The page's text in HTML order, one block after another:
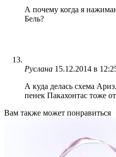
А почему когда я
Бель?
Руслана 15.12.2014 в
А куда делась схема
пенек Пакахонтас тоже
Вам также может понравиться